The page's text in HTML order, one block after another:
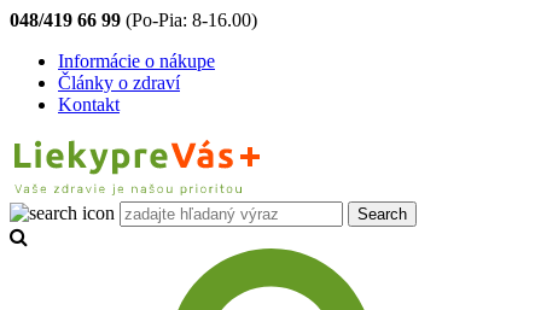
048/419 66 99 (Po-Pia: 8-16.00)
Informácie o nákupe
Články o zdraví
Kontakt